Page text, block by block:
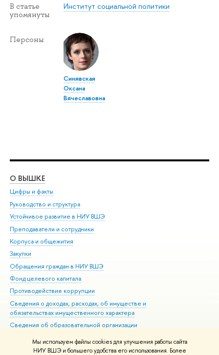
Мы используем файлы cookies для улучшения работы сайта
НИУ ВШЭ и большего удобства его использования. Более
В статье
упомянуты
Институт социальной политики
Персоны
Синявская
Оксана
Вячеславовна
О ВЫШКЕ
Цифры и факты
Руководство и структура
Устойчивое развитие в НИУ ВШЭ
Преподаватели и сотрудники
Корпуса и общежития
Закупки
Обращения граждан в НИУ ВШЭ
Фонд целевого капитала
Противодействие коррупции
Сведения о доходах, расходах, об имуществе и
обязательствах имущественного характера
Сведения об образовательной организации
Людям с ограниченными возможностями здоровья
Единая платежная страница